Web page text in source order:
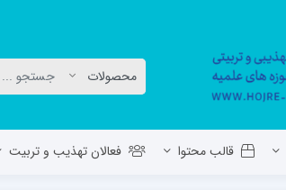
قالب محتوا فعالان تهذیب و تربیت